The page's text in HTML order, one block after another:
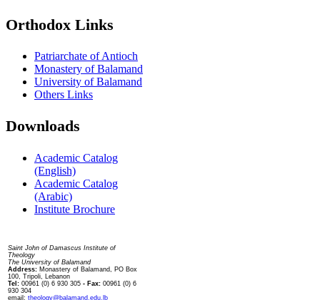
Orthodox Links
Patriarchate of Antioch
Monastery of Balamand
University of Balamand
Others Links
Downloads
Academic Catalog
(English)
Academic Catalog
(Arabic)
Institute Brochure
Saint John of Damascus Institute of
Theology
The University of Balamand
Address: Monastery of Balamand, PO Box
100, Tripoli, Lebanon
Tel: 00961 (0) 6 930 305 - Fax: 00961 (0) 6
930 304
email: theology@balamand.edu.lb